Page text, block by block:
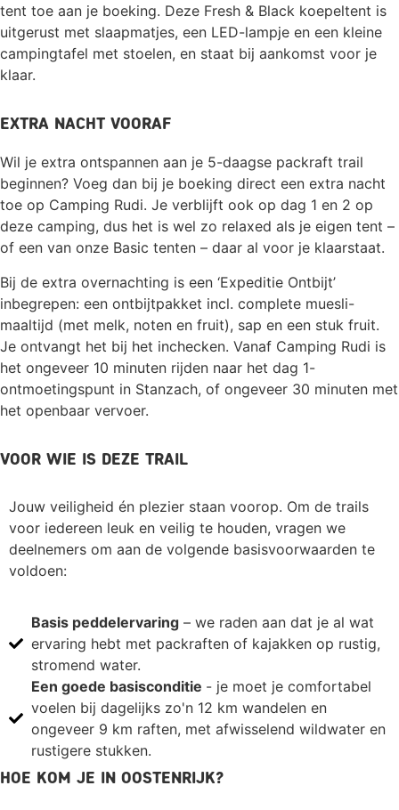
tent toe aan je boeking. Deze Fresh & Black koepeltent is
uitgerust met slaapmatjes, een LED-lampje en een kleine
campingtafel met stoelen, en staat bij aankomst voor je
klaar.
Extra nacht vooraf
Wil je extra ontspannen aan je 5-daagse packraft trail
beginnen? Voeg dan bij je boeking direct een extra nacht
toe op Camping Rudi. Je verblijft ook op dag 1 en 2 op
deze camping, dus het is wel zo relaxed als je eigen tent –
of een van onze Basic tenten – daar al voor je klaarstaat.
Bij de extra overnachting is een ‘Expeditie Ontbijt’
inbegrepen: een ontbijtpakket incl. complete muesli-
maaltijd (met melk, noten en fruit), sap en een stuk fruit.
Je ontvangt het bij het inchecken. Vanaf Camping Rudi is
het ongeveer 10 minuten rijden naar het dag 1-
ontmoetingspunt in Stanzach, of ongeveer 30 minuten met
het openbaar vervoer.
Voor wie is deze trail
Jouw veiligheid én plezier staan voorop. Om de trails
voor iedereen leuk en veilig te houden, vragen we
deelnemers om aan de volgende basisvoorwaarden te
voldoen:
Basis peddelervaring – we raden aan dat je al wat
ervaring hebt met packraften of kajakken op rustig,
stromend water.
Een goede basisconditie - je moet je comfortabel
voelen bij dagelijks zo'n 12 km wandelen en
ongeveer 9 km raften, met afwisselend wildwater en
rustigere stukken.
Hoe kom je in Oostenrijk?